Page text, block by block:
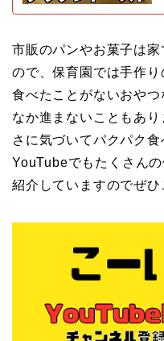
市販のパンやお菓子は
ので、保育園では手作り
食べたことがないおや
なか進まないこともあ
さに気づいてパクパク食
YouTubeでもたくさん
紹介していますのでぜひ